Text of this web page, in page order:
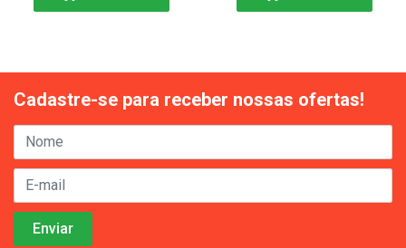
Cadastre-se para receber nossas ofertas!